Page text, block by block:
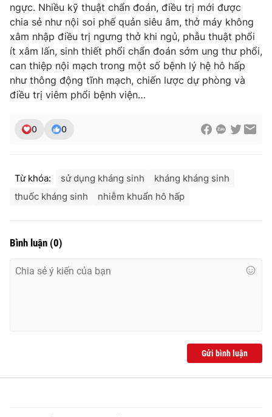
THỜI BÁO VTV
Theo dõi báo trên
Giấy phép hoạt động báo in và báo điện tử số 483/GP-BTTTT
cấp ngày 29/12/2023
Nguyễn Trọng Ninh
Ðiện thoại Thời báo VTV:
ngực. Nhiều kỹ thuật chẩn đoán, điều trị mới được
chia sẻ như nội soi phế quản siêu âm, thở máy không
xâm nhập điều trị ngưng thở khi ngủ, phẫu thuật phổi
ít xâm lấn, sinh thiết phổi chẩn đoán sớm ung thư phổi,
can thiệp nội mạch trong một số bệnh lý hệ hô hấp
như thông động tĩnh mạch, chiến lược dự phòng và
điều trị viêm phổi bệnh viện…
0 0
Từ khóa: sử dụng kháng sinh
kháng kháng sinh
thuốc kháng sinh
nhiễm khuẩn hô hấp
Bình luận (0)
Gửi bình luận